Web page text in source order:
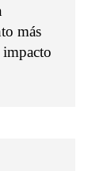
más